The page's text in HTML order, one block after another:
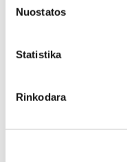
Nuostatos
Statistika
Rinkodara
Ilgis: 90 cm, Gylis: 60 cm,